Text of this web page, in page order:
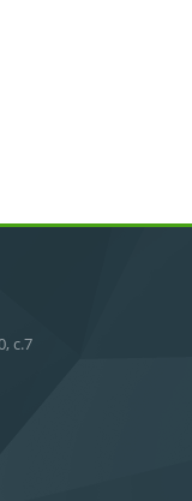
с.7